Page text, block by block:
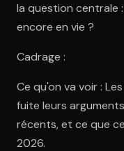
la question centrale
encore en vie ?
Cadrage :
Ce qu'on va voir :
fuite leurs
récents, et ce que
2026.